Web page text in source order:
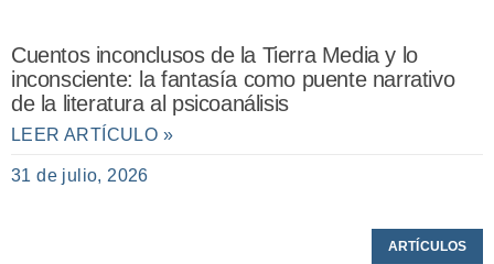
Cuentos inconclusos de la Tierra Media y lo
inconsciente: la fantasía como puente narrativo
de la literatura al psicoanálisis
LEER ARTÍCULO »
31 de julio, 2026
ARTÍCULOS